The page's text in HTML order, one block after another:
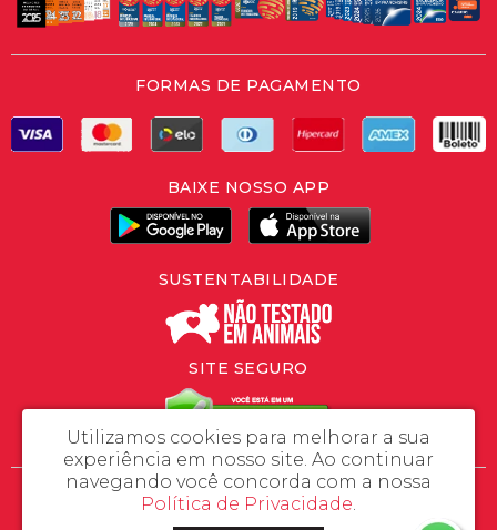
FORMAS DE PAGAMENTO
BAIXE NOSSO APP
SUSTENTABILIDADE
SITE SEGURO
SLV Importação e Exportação - CNPJ: 46.558.446/0001-37
Utilizamos cookies para melhorar a sua
experiência em nosso site. Ao continuar
navegando você concorda com a nossa
Política de Privacidade.